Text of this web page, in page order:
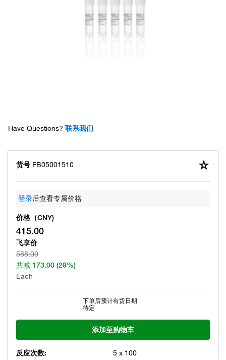
Have Questions? 联系我们
货号 FB05001510
登录后查看专属价格
价格（CNY)
415.00
飞享价
588.00
共减 173.00 (29%)
Each
下单后预计有货日期
待定
添加至购物车
反应次数: 5 x 100